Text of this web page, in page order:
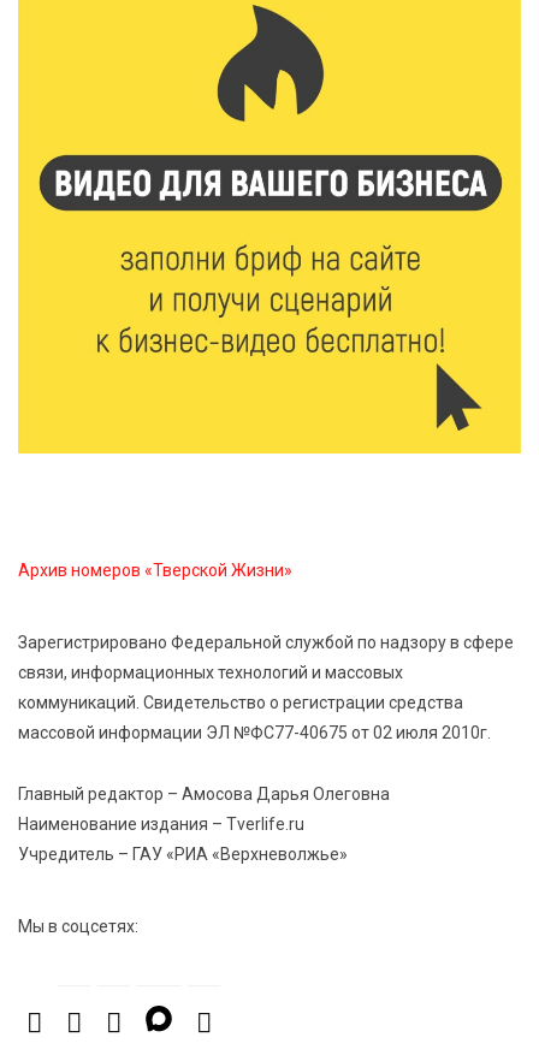
От звёздочек к чемпионам: в Твери отметили
заслуги тренеров и атлетов
Медицина стала самым популярным направлением у
абитуриентов в 2026 году
7 Авг 2026 14:31 146
От сортировки мусора до жилья для ветеранов СВО:
Владимир Васильев посетил СНТ в Твери
кандидата в депутаты Госдумы IX созыва
авиамоделей
7 Авг 2026 13:02 193
Как уберечься от клещей: рекомендации
Роспотребнадзора и текущая статистика
От танцев до спорта: в Твери на семи площадках
пройдут праздничные мероприятия
Архив номеров «Тверской Жизни»
Зарегистрировано Федеральной службой по надзору в сфере
связи, информационных технологий и массовых
коммуникаций. Свидетельство о регистрации средства
массовой информации ЭЛ №ФС77-40675 от 02 июля 2010г.
Главный редактор – Амосова Дарья Олеговна
Наименование издания – Tverlife.ru
Учредитель – ГАУ «РИА «Верхневолжье»
Мы в соцсетях: